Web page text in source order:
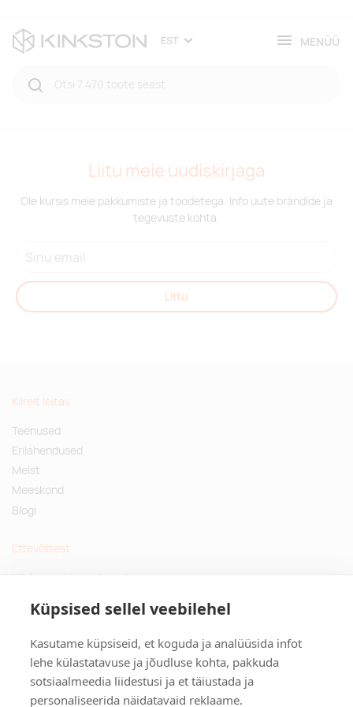
Küpsised sellel veebilehel
Kasutame küpsiseid, et koguda ja analüüsida infot
lehe külastatavuse ja jõudluse kohta, pakkuda
sotsiaalmeedia liidestusi ja et täiustada ja
personaliseerida näidatavaid reklaame.
EST MENÜÜ
Liitu meie uudiskirjaga
Ole kursis meie pakkumiste ja toodetega. Info uute brändide ja
tegevuste kohta.
Liitu
Kiirelt leitav
Teenused
Erilahendused
Meist
Meeskond
Blogi
Ettevõttest
Küsimused ja vastused
Privaatsuspoliitika
Kontakt
Tulika põik 3, Tallinn
info@kinkston.ee